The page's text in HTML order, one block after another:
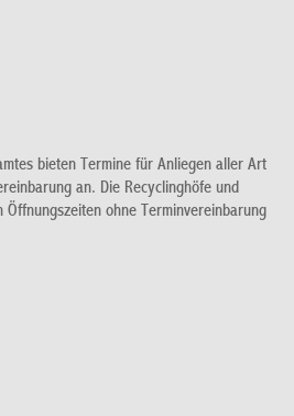
bieten Termine für Anliegen aller Art
an. Die Recyclinghöfe und
Öffnungszeiten ohne Terminvereinbarung